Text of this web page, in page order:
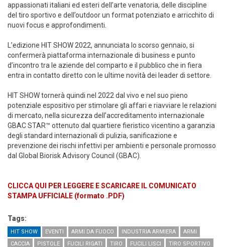
appassionati italiani ed esteri dell’arte venatoria, delle discipline
del tiro sportivo e dell’outdoor un format potenziato e arricchito di
nuovi focus e approfondimenti.
L’edizione HIT SHOW 2022, annunciata lo scorso gennaio, si
confermerà piattaforma internazionale di business e punto
d’incontro tra le aziende del comparto e il pubblico che in fiera
entra in contatto diretto con le ultime novità dei leader di settore.
HIT SHOW tornerà quindi nel 2022 dal vivo e nel suo pieno
potenziale espositivo per stimolare gli affari e riavviare le relazioni
di mercato, nella sicurezza dell’accreditamento internazionale
GBAC STAR™ ottenuto dal quartiere fieristico vicentino a garanzia
degli standard internazionali di pulizia, sanificazione e
prevenzione dei rischi infettivi per ambienti e personale promosso
dal Global Biorisk Advisory Council (GBAC).
CLICCA QUI PER LEGGERE E SCARICARE IL COMUNICATO
STAMPA UFFICIALE (formato .PDF)
Tags:
HIT SHOW EVENTI ARMI DA FUOCO INDUSTRIA ARMIERA
ARMI
CACCIA
PISTOLE FUCILI RIGATI TIRO FUCILI LISCI TIRO SPORTIVO